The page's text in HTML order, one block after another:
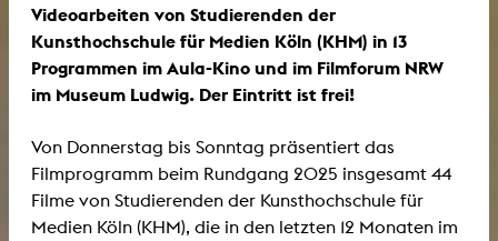
Videoarbeiten von Studierenden der
Kunsthochschule für Medien Köln (KHM) in 13
Programmen im Aula-Kino und im Filmforum NRW
im Museum Ludwig. Der Eintritt ist frei!
Von Donnerstag bis Sonntag präsentiert das
Filmprogramm beim Rundgang 2025 insgesamt 44
Filme von Studierenden der Kunsthochschule für
Medien Köln (KHM), die in den letzten 12 Monaten im